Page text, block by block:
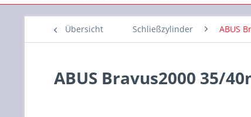
Übersicht Schließzylinder ABUS
ABUS Bravus2000 35/